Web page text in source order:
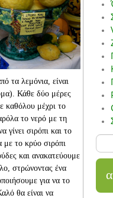
τα λεμόνια, είναι
Κάθε δύο μέρες
καθόλου μέχρι το
το νερό με τη
γίνει σιρόπι και το
το κρύο σιρόπι
και ανακατεύουμε
στρώνοντας ένα
για να το
θα είναι να